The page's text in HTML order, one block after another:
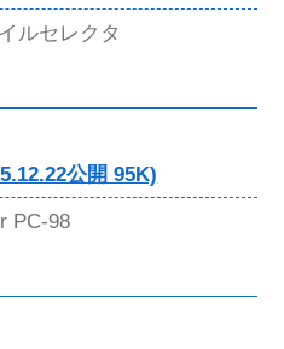
ルセレクタ
公開 95K)
PC-98